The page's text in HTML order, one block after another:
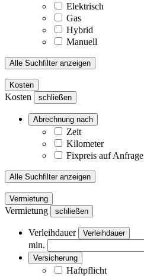
Elektrisch
Gas
Hybrid
Manuell
Alle Suchfilter anzeigen
Kosten
Kosten schließen
Abrechnung nach
Zeit
Kilometer
Fixpreis auf Anfrage
Alle Suchfilter anzeigen
Vermietung
Vermietung schließen
Verleihdauer Verleihdauer
min.
Versicherung
Haftpflicht